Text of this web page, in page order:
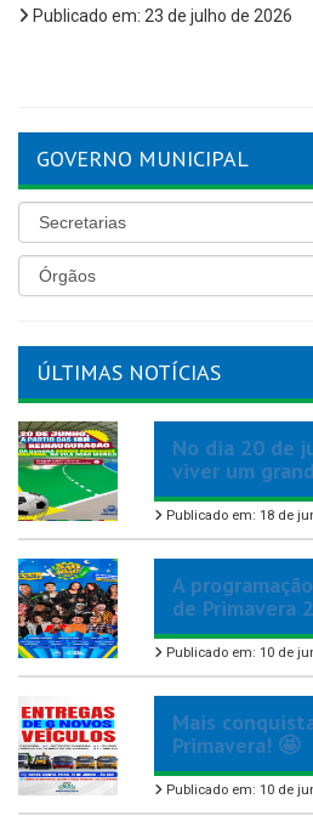
Publicado em: 23 de julho de 2026
GOVERNO MUNICIPAL
ÚLTIMAS NOTÍCIAS
No dia 20 de
viver um
Publicado em: 18 de
A
de Primavera
Publicado em: 10 de
Mais
Primavera! 🤩
Publicado em: 10 de